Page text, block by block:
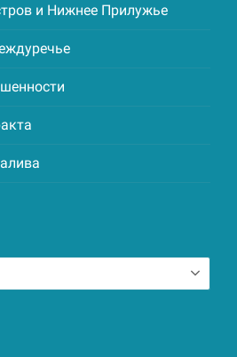
и Нижнее Прилужье